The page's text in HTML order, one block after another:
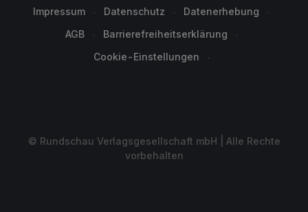
Impressum Datenschutz
Datenerhebung
AGB
Barrierefreiheitserklärung
Cookie-Einstellungen
© Rundschau Verlagsgesellschaft mbH | Alle Rechte
vorbehalten